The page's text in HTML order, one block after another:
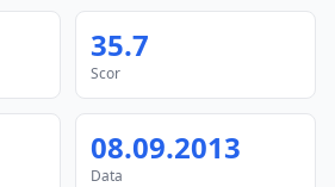
35.7
Scor
08.09.2013
Data